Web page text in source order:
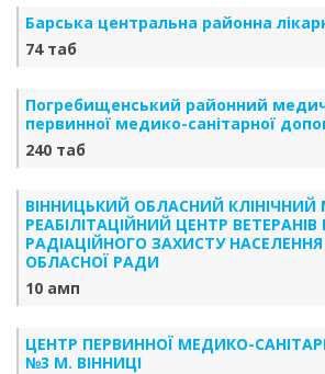
Барська центральна районна
74 таб
Погребищенський районний
первинної медико-санітарної
240 таб
ВІННИЦЬКИЙ ОБЛАСНИЙ
РЕАБІЛІТАЦІЙНИЙ ЦЕНТР ВЕТЕРАНІВ
РАДІАЦІЙНОГО ЗАХИСТУ НАСЕЛЕННЯ
ОБЛАСНОЇ РАДИ
10 амп
ЦЕНТР ПЕРВИННОЇ МЕДИКО-
№3 М. ВІННИЦІ